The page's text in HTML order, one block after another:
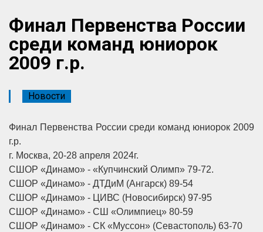
Финал Первенства России
среди команд юниорок
2009 г.р.
Новости
Финал Первенства России среди команд юниорок 2009
г.р.
г. Москва, 20-28 апреля 2024г.
СШОР «Динамо» - «Купчинский Олимп» 79-72.
СШОР «Динамо» - ДТДиМ (Ангарск) 89-54
СШОР «Динамо» - ЦИВС (Новосибирск) 97-95
СШОР «Динамо» - СШ «Олимпиец» 80-59
СШОР «Динамо» - СК «Муссон» (Севастополь) 63-70